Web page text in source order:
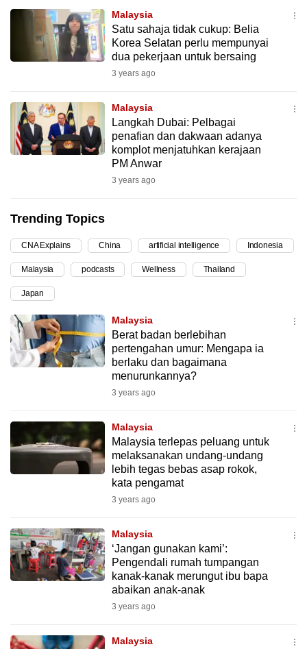
Malaysia
Satu sahaja tidak cukup: Belia
Korea Selatan perlu mempunyai
dua pekerjaan untuk bersaing
3 years ago
Malaysia
Langkah Dubai: Pelbagai
penafian dan dakwaan adanya
komplot menjatuhkan kerajaan
PM Anwar
3 years ago
Trending Topics
CNA Explains China artificial intelligence Indonesia
Malaysia podcasts Wellness Thailand
Japan
Malaysia
Berat badan berlebihan
pertengahan umur: Mengapa ia
berlaku dan bagaimana
menurunkannya?
3 years ago
Malaysia
Malaysia terlepas peluang untuk
melaksanakan undang-undang
lebih tegas bebas asap rokok,
kata pengamat
3 years ago
Malaysia
‘Jangan gunakan kami’:
Pengendali rumah tumpangan
kanak-kanak merungut ibu bapa
abaikan anak-anak
3 years ago
Malaysia
be
fast,
secure
and
it
can
possibly
upgrade
to
a
supported
browser
or,
for
the
finest
mobile
app.
having
issues?
Contact